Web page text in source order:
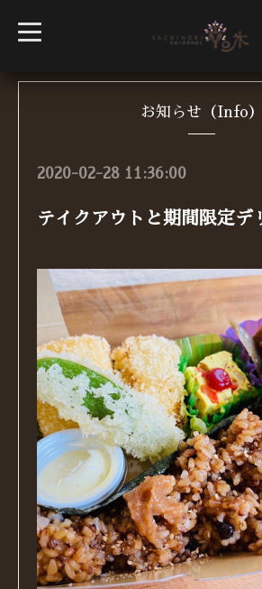
t
o
l
お知らせ（Info）
2020-02-28 11:36:00
テイクアウトと期間限定デ